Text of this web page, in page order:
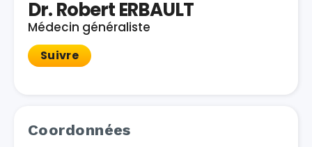
Dr. Robert ERBAULT
Médecin généraliste
Suivre
Coordonnées